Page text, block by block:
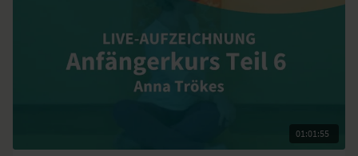
01:01:55